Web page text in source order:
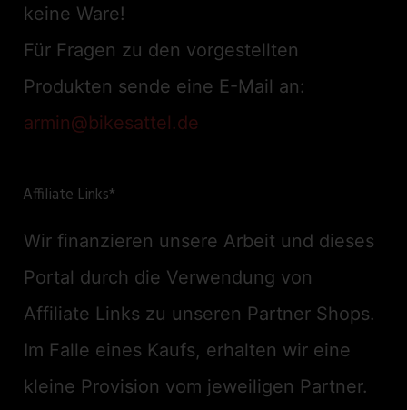
keine Ware!
Für Fragen zu den vorgestellten
Produkten sende eine E-Mail an:
armin@bikesattel.de
Affiliate Links*
Wir finanzieren unsere Arbeit und dieses
Portal durch die Verwendung von
Affiliate Links zu unseren Partner Shops.
Im Falle eines Kaufs, erhalten wir eine
kleine Provision vom jeweiligen Partner.